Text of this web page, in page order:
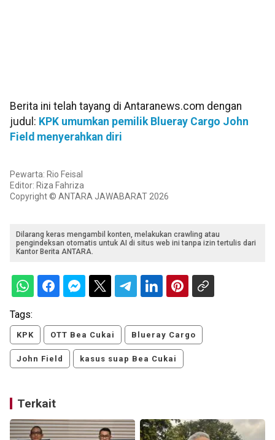
Berita ini telah tayang di Antaranews.com dengan
judul: KPK umumkan pemilik Blueray Cargo John
Field menyerahkan diri
Pewarta: Rio Feisal
Editor: Riza Fahriza
Copyright © ANTARA JAWABARAT 2026
Dilarang keras mengambil konten, melakukan crawling atau
pengindeksan otomatis untuk AI di situs web ini tanpa izin tertulis dari
Kantor Berita ANTARA.
Tags:
KPK OTT Bea Cukai Blueray Cargo
John Field kasus suap Bea Cukai
Terkait